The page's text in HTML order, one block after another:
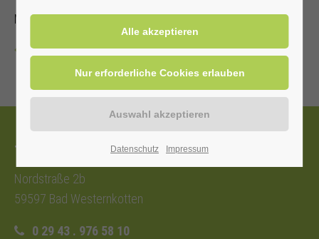
Mit Kur-/Einwohnerkarte frei, ohne 3,00 €
Zurück
Tourist-Information
Nordstraße 2b
59597 Bad Westernkotten
0 29 43 . 976 58 10
Datenschutz Impressum